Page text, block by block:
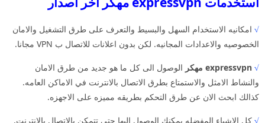
√ امكانيه الاستخدام السهل والبسيط والتعرف على طرق التشغيل والامان
الخصوصيه والاعدادات المجانيه. لكن بدون اعلانات للاتصال ب VPN مجانا.
√
الوصول الى كل ما هو جديد من طرق الامان
والنشاط الامثل والاستمتاع بطرق الاتصال بالانترنت في الاماكن العامه.
كذالك ابحث الان عن طرق التحكم بطريقه مميزه على الاجهزه.
√ كل الاشياء المفضله يمكنك الوصول اليها حتى تتمكن بالاتصال بالانترنت.